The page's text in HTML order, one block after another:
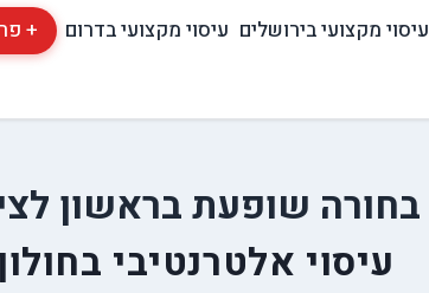
עיסוי מקצועי בירושלים עיסוי מקצועי בדרום +
בחורה שופעת בראשון
עיסוי אלטרנטיבי